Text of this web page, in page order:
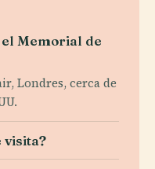
Memorial de
Londres, cerca de
visita?